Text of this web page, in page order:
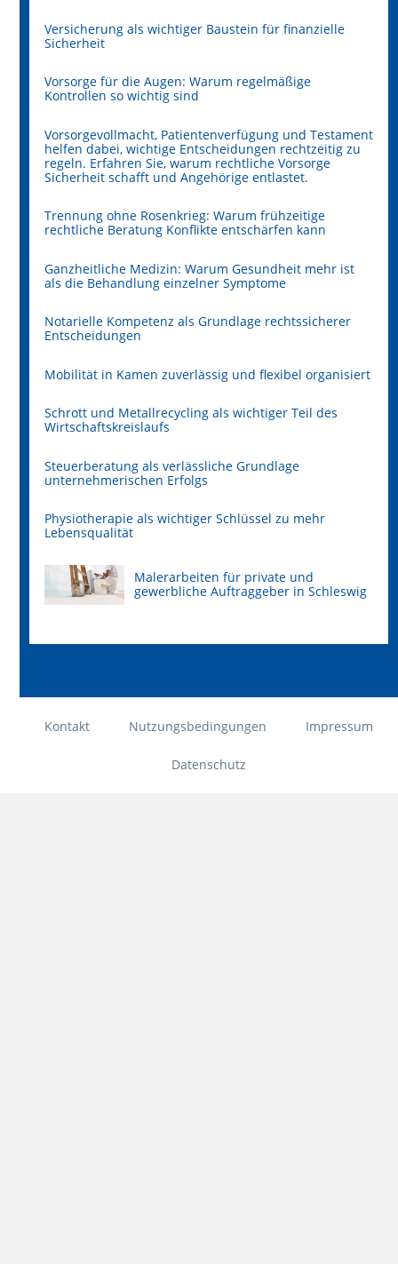
Versicherung als wichtiger Baustein für finanzielle
Sicherheit
Vorsorge für die Augen: Warum regelmäßige
Kontrollen so wichtig sind
Vorsorgevollmacht, Patientenverfügung und Testament
helfen dabei, wichtige Entscheidungen rechtzeitig zu
regeln. Erfahren Sie, warum rechtliche Vorsorge
Sicherheit schafft und Angehörige entlastet.
Trennung ohne Rosenkrieg: Warum frühzeitige
rechtliche Beratung Konflikte entschärfen kann
Ganzheitliche Medizin: Warum Gesundheit mehr ist
als die Behandlung einzelner Symptome
Notarielle Kompetenz als Grundlage rechtssicherer
Entscheidungen
Mobilität in Kamen zuverlässig und flexibel organisiert
Schrott und Metallrecycling als wichtiger Teil des
Wirtschaftskreislaufs
Steuerberatung als verlässliche Grundlage
unternehmerischen Erfolgs
Physiotherapie als wichtiger Schlüssel zu mehr
Lebensqualität
Malerarbeiten für private und
gewerbliche Auftraggeber in Schleswig
Kontakt Nutzungsbedingungen Impressum
Datenschutz